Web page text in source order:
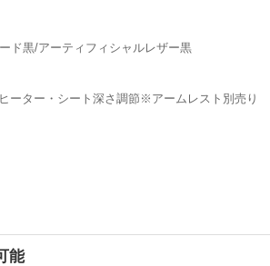
ド黒/アーティフィシャルレザー黒
ーター・シート深さ調節※アームレスト別売り
能